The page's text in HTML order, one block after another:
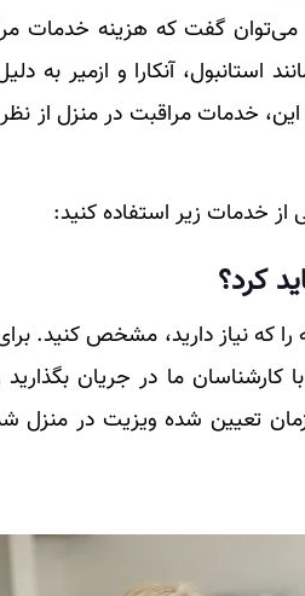
می‌توان گفت که هزینه خدمات
آنکارا و ازمیر به
خدمات مراقبت در منزل از
از خدمات زیر استفاده کنید:
کرد؟
را که نیاز دارید، مشخص کنید.
کارشناسان ما در جریان
تعیین شده ویزیت در منزل